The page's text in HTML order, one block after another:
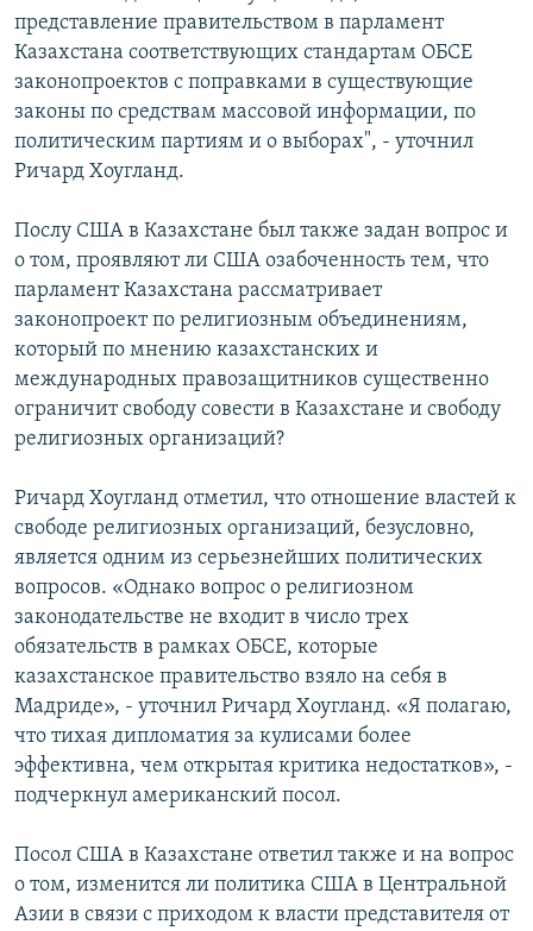
представление правительством в парламент
Казахстана соответствующих стандартам ОБСЕ
законопроектов с поправками в существующие
законы по средствам массовой информации, по
политическим партиям и о выборах", - уточнил
Ричард Хоугланд.
Послу США в Казахстане был также задан вопрос и
о том, проявляют ли США озабоченность тем, что
парламент Казахстана рассматривает
законопроект по религиозным объединениям,
который по мнению казахстанских и
международных правозащитников существенно
ограничит свободу совести в Казахстане и свободу
религиозных организаций?
Ричард Хоугланд отметил, что отношение властей к
свободе религиозных организаций, безусловно,
является одним из серьезнейших политических
вопросов. «Однако вопрос о религиозном
законодательстве не входит в число трех
обязательств в рамках ОБСЕ, которые
казахстанское правительство взяло на себя в
Мадриде», - уточнил Ричард Хоугланд. «Я полагаю,
что тихая дипломатия за кулисами более
эффективна, чем открытая критика недостатков», -
подчеркнул американский посол.
Посол США в Казахстане ответил также и на вопрос
о том, изменится ли политика США в Центральной
Азии в связи с приходом к власти представителя от